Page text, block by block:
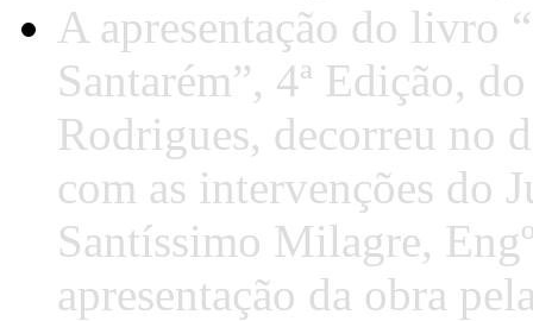
A apresentação do livro
Santarém”, 4ª Edição,
Rodrigues, decorreu no
com as intervenções do
Santíssimo Milagre,
apresentação da obra